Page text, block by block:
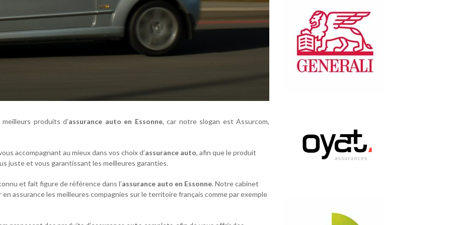
produits d’assurance auto en Essonne, car notre slogan est Assurcom,
accompagnant au mieux dans vos choix d’assurance auto, afin que le produit
juste et vous garantissant les meilleures garanties.
et fait figure de référence dans l’assurance auto en Essonne. Notre cabinet
assurance les meilleures compagnies sur le territoire français comme par exemple